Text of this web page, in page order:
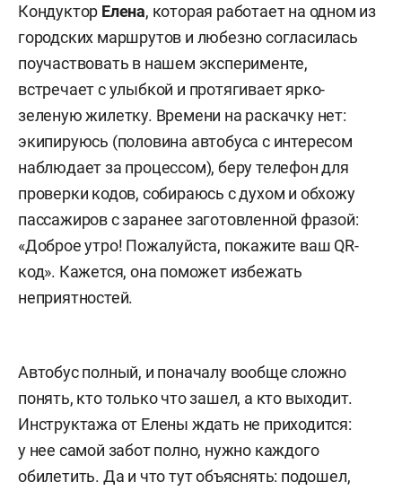
Кондуктор Елена, которая работает на одном из
городских маршрутов и любезно согласилась
поучаствовать в нашем эксперименте,
встречает с улыбкой и протягивает ярко-
зеленую жилетку. Времени на раскачку нет:
экипируюсь (половина автобуса с интересом
наблюдает за процессом), беру телефон для
проверки кодов, собираюсь с духом и обхожу
пассажиров с заранее заготовленной фразой:
«Доброе утро! Пожалуйста, покажите ваш QR-
код». Кажется, она поможет избежать
неприятностей.
Автобус полный, и поначалу вообще сложно
понять, кто только что зашел, а кто выходит.
Инструктажа от Елены ждать не приходится:
у нее самой забот полно, нужно каждого
обилетить. Да и что тут объяснять: подошел,